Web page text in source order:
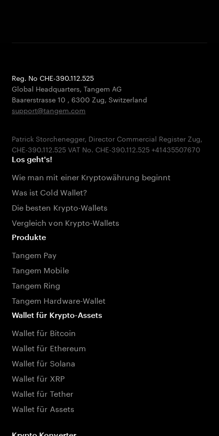
Reg. No CHE-390.112.525
Global Headquarters, Tangem AG
Baarerstrasse 10 , 6300 Zug, Switzerland
support@tangem.com
Patrick Storchenegger, Director Commercial Register Zug,
Los geht's!
Wie man mit einer Kryptowährung beginnt
Was ist Cold Wallet?
Die besten Krypto-Wallets
Vergleich von Krypto-Wallets
Produkte
Tangem Pay
Tangem Mobile
Tangem Ring
Tangem Hardware-Wallet
Wallet für Krypto-Assets
Wallet für Bitcoin
Wallet für Ethereum
Wallet für Solana
Wallet für XRP
Wallet für Tether
Wallet für Assets